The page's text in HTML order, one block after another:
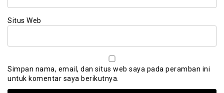
Situs Web
Simpan nama, email, dan situs web saya pada peramban ini
untuk komentar saya berikutnya.